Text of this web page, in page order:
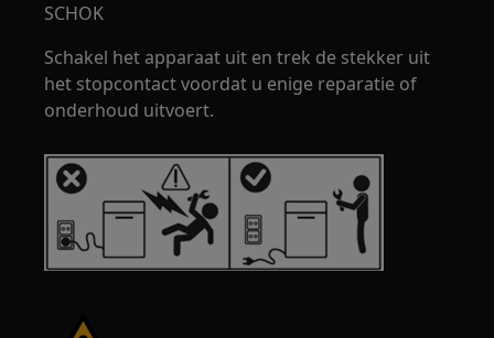
SCHOK
Schakel het apparaat uit en trek de stekker uit
het stopcontact voordat u enige reparatie of
onderhoud uitvoert.